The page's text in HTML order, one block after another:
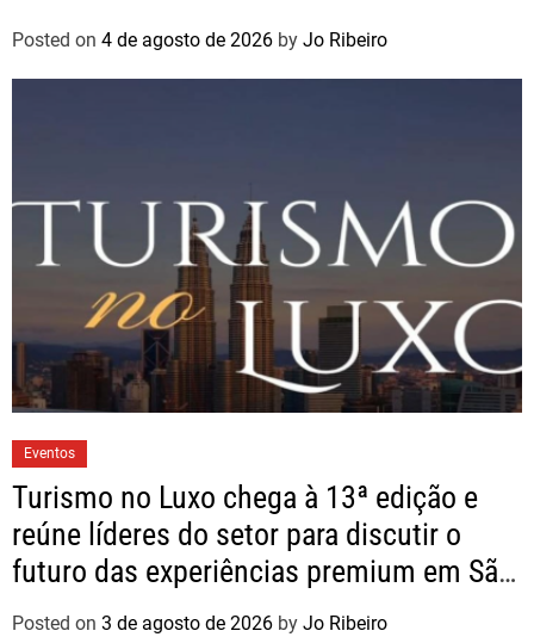
Posted on 4 de agosto de 2026 by Jo Ribeiro
Eventos
Turismo no Luxo chega à 13ª edição e
reúne líderes do setor para discutir o
futuro das experiências premium em São
Paulo
Posted on 3 de agosto de 2026 by Jo Ribeiro